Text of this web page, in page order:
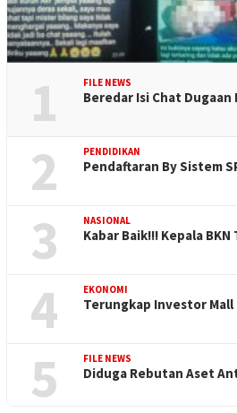
1 FILE NEWS
Beredar Isi Chat
2 PENDIDIKAN
Pendaftaran By Sistem
3 NASIONAL
Kabar Baik!!! Kepala
4 EKONOMI
Terungkap Investor
5 FILE NEWS
Diduga Rebutan Aset